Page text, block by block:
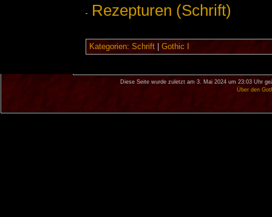
Rezepturen (Schrift)
Kategorien: Schrift| Gothic I
Diese Seite wurde zuletzt am 3. Mai 2024 um 23:03 Uhr
Über den